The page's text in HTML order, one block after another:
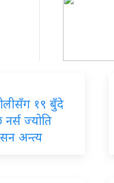
१९ बुँदे
ज्योति
अन्त्य